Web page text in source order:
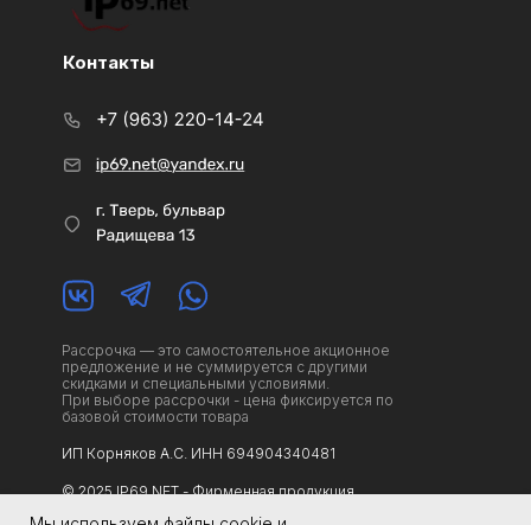
Контакты
© 2025 IP69.NET - Фирменная продукция.
ИП Корняков А.С. ИНН 694904340481
Рассрочка — это самостоятельное акционное
предложение и не суммируется с другими
скидками и специальными условиями.
При выборе рассрочки - цена фиксируется по
базовой стоимости товара